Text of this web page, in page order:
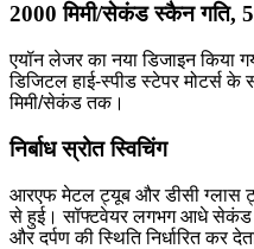
2000 मिमी/सेकंड स्कैन गति,
एयॉन लेजर का नया डिजाइन किया
डिजिटल हाई-स्पीड स्टेपर मोटर्स
मिमी/सेकंड तक।
निर्बाध स्रोत स्विचिंग
आरएफ मेटल ट्यूब और डीसी ग्लास
से हुई। सॉफ्टवेयर लगभग आधे सेकंड
और दर्पण की स्थिति निर्धारित कर